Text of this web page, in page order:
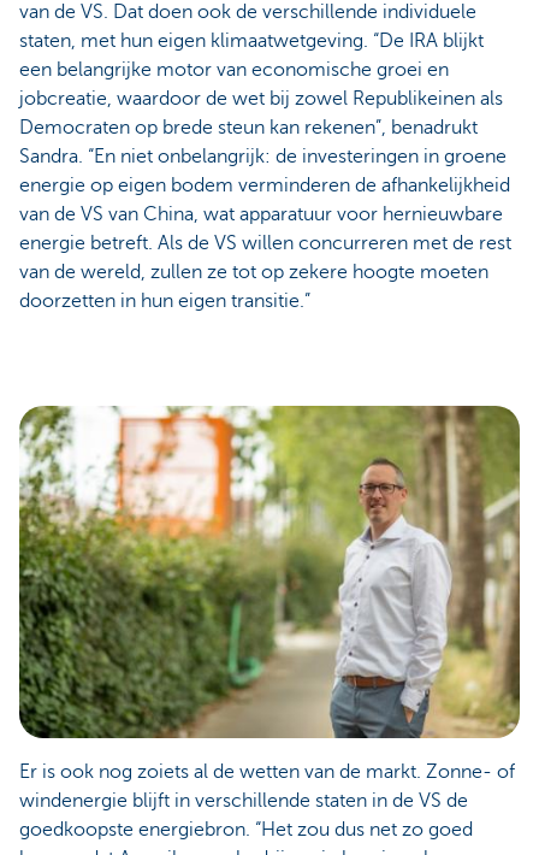
van de VS. Dat doen ook de verschillende individuele
staten, met hun eigen klimaatwetgeving. “De IRA blijkt
een belangrijke motor van economische groei en
jobcreatie, waardoor de wet bij zowel Republikeinen als
Democraten op brede steun kan rekenen”, benadrukt
Sandra. “En niet onbelangrijk: de investeringen in groene
energie op eigen bodem verminderen de afhankelijkheid
van de VS van China, wat apparatuur voor hernieuwbare
energie betreft. Als de VS willen concurreren met de rest
van de wereld, zullen ze tot op zekere hoogte moeten
doorzetten in hun eigen transitie.”
Er is ook nog zoiets al de wetten van de markt. Zonne- of
windenergie blijft in verschillende staten in de VS de
goedkoopste energiebron. “Het zou dus net zo goed